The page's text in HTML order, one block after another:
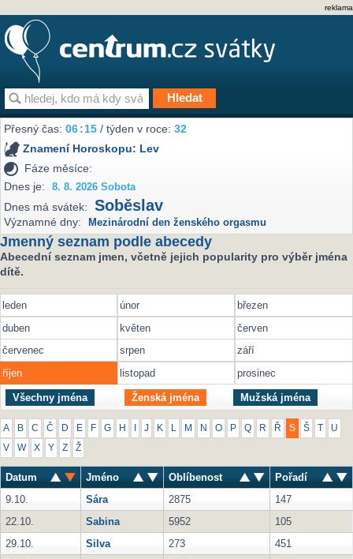
reklama
Přesný čas:06 15 / týden v roce:32
Znamení Horoskopu: Lev
Fáze měsíce:
Dnes je:
8. 8. 2026 Sobota
Dnes má svátek: Soběslav
Významné dny: Mezinárodní den ženského orgasmu
Jmenný seznam podle abecedy
Abecední seznam jmen, včetně jejich popularity pro výběr jména
dítě.
leden únor
březen
duben
květen
červen
červenec
srpen
září
říjen
listopad prosinec
Všechny jména Ženská jména Mužská jména
A B C Č D E F G H J K M N O P Q R Ř S Š U
V W X Y Z Ž
Datum Jméno Oblíbenost
Pořadí
9.10.
Sára 2875
147
22.10.
Sabina 5952
105
29.10.
Silva 273
451